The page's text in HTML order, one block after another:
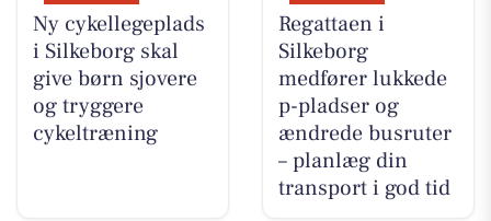
Ny cykellegeplads
i Silkeborg skal
give børn sjovere
og tryggere
cykeltræning
Regattaen i
Silkeborg
medfører lukkede
p-pladser og
ændrede busruter
– planlæg din
transport i god tid